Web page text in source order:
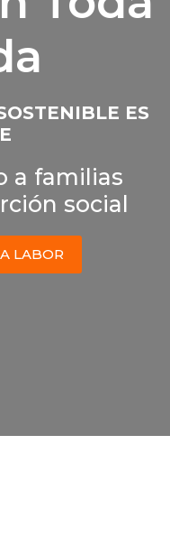
ES
a familias
social
LABOR